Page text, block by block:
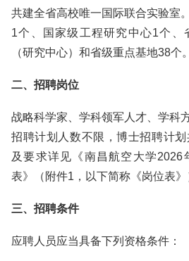
共建全省高校唯一国际联合实验室
1个、国家级工程研究中心1个、
（研究中心）和省级重点基地38个。
二、招聘岗位
战略科学家、学科领军人才、学科
招聘计划人数不限，博士招聘计
及要求详见《南昌航空大学2026
表》（附件1，以下简称《岗位表》
三、招聘条件
应聘人员应当具备下列资格条件：